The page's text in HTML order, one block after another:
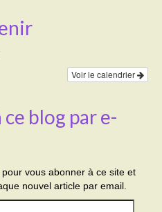
Voir le calendrier
blog par e-
vous abonner à ce site et
nouvel article par email.